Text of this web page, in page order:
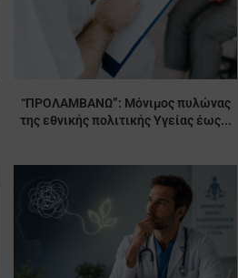
“ΠΡΟΛΑΜΒΑΝΩ”: Μόνιμος πυλώνας
της εθνικής πολιτικής Υγείας έως...